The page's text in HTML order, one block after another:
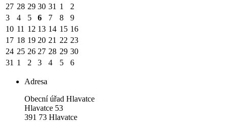
27 28 29 30 31 1
2
3
4 5 6 7 8
9
10 11 12 13 14 15 16
17 18 19 20 21 22 23
24 25 26 27 28 29 30
31 1 2 3 4 5 6
Adresa
Obecní úřad Hlavatce
Hlavatce 53
391 73 Hlavatce